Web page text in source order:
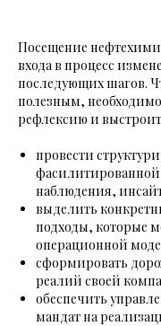
Посещение
входа в процесс
последующих шагов.
полезным,
рефлексию и
провести
наблюдения,
выделить
подходы, которые
операционной
сформировать
реалий своей
обеспечить
мандат на